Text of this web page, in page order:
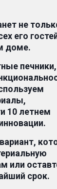
не
его
доме.
печники,
10 летнем
или
срок.